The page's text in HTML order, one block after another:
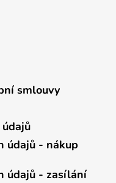
smlouvy
údajů - nákup
údajů - zasílání